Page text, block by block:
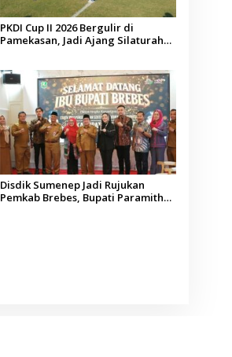
PKDI Cup II 2026 Bergulir di
Pamekasan, Jadi Ajang Silaturahmi
Disdik Sumenep Jadi Rujukan
Pemkab Brebes, Bupati Paramitha